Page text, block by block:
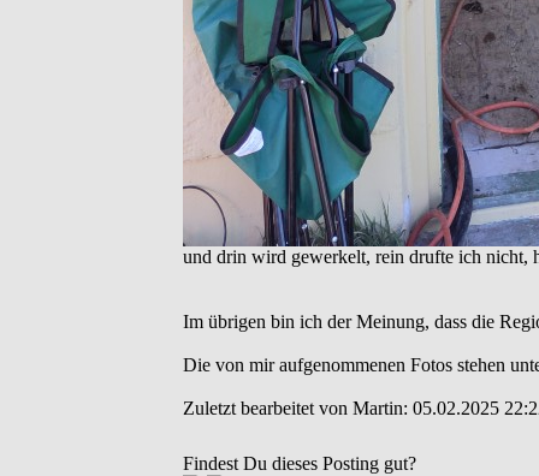
und drin wird gewerkelt, rein drufte ich nicht,
Im übrigen bin ich der Meinung, dass die
Die von mir aufgenommenen Fotos stehen
Zuletzt bearbeitet von Martin: 05.02.2025
Findest Du dieses Posting gut?